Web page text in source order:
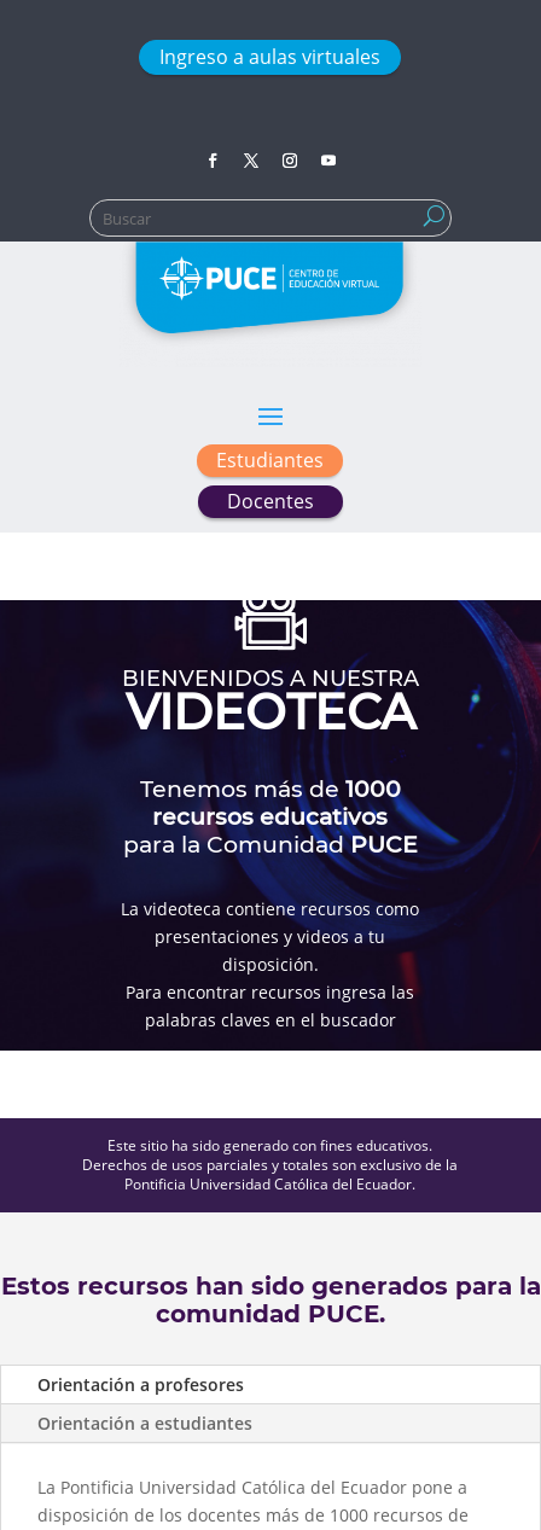
Ingreso a aulas virtuales
Buscar:
Estudiantes
Docentes
BIENVENIDOS A NUESTRA
VIDEOTECA
Tenemos más de 1000
recursos educativos
para la ComunidadPUCE
La videoteca contiene recursos como
presentaciones y videos a tu
disposición.
Para encontrar recursos ingresa las
palabras claves en el buscador
Este sitio ha sido generado con fines educativos.
Derechos de usos parciales y totales son exclusivo de la
Pontificia Universidad Católica del Ecuador.
Estos recursos han sido generados para la
comunidad PUCE.
Orientación a profesores
Orientación a estudiantes
La Pontificia Universidad Católica del Ecuador pone a
disposición de los docentes más de 1000 recursos de